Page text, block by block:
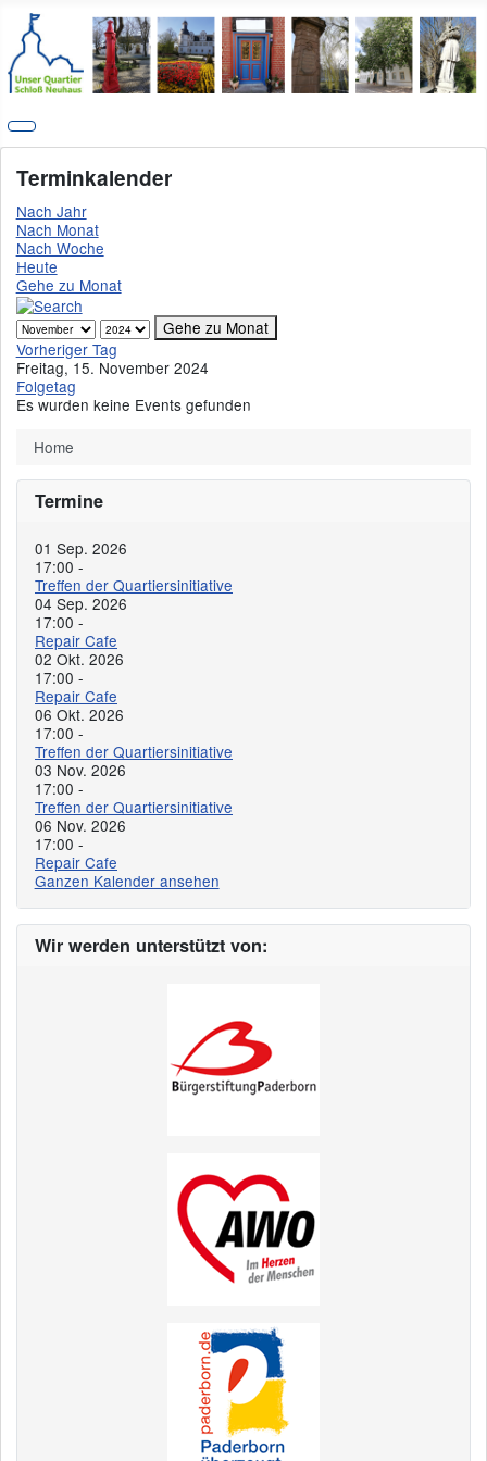
Terminkalender
Nach Jahr
Nach Monat
Nach Woche
Heute
Gehe zu Monat
Gehe zu Monat
Vorheriger Tag
Freitag, 15. November 2024
Folgetag
Es wurden keine Events gefunden
Home
Termine
01 Sep. 2026
17:00 -
Treffen der Quartiersinitiative
04 Sep. 2026
17:00 -
Repair Cafe
02 Okt. 2026
17:00 -
Repair Cafe
06 Okt. 2026
17:00 -
Treffen der Quartiersinitiative
03 Nov. 2026
17:00 -
Treffen der Quartiersinitiative
06 Nov. 2026
17:00 -
Repair Cafe
Ganzen Kalender ansehen
Wir werden unterstützt von: